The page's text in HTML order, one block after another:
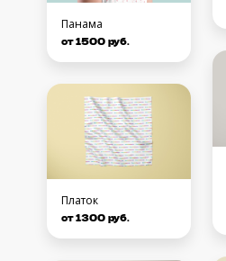
Панама
от 1500 руб.
Платок
от 1300 руб.